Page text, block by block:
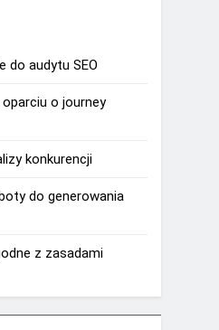
do audytu SEO
o journey
konkurencji
do generowania
z zasadami